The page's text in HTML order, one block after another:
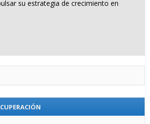
su estrategia de crecimiento en